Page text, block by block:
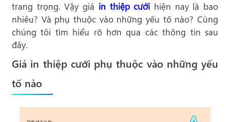
trang trọng. Vậy giá in thiệp cưới hiện nay là bao
nhiêu? Và phụ thuộc vào những yếu tố nào? Cùng
chúng tôi tìm hiểu rõ hơn qua các thông tin sau
đây.
Giá in thiệp cưới phụ thuộc vào những yếu
tố nào